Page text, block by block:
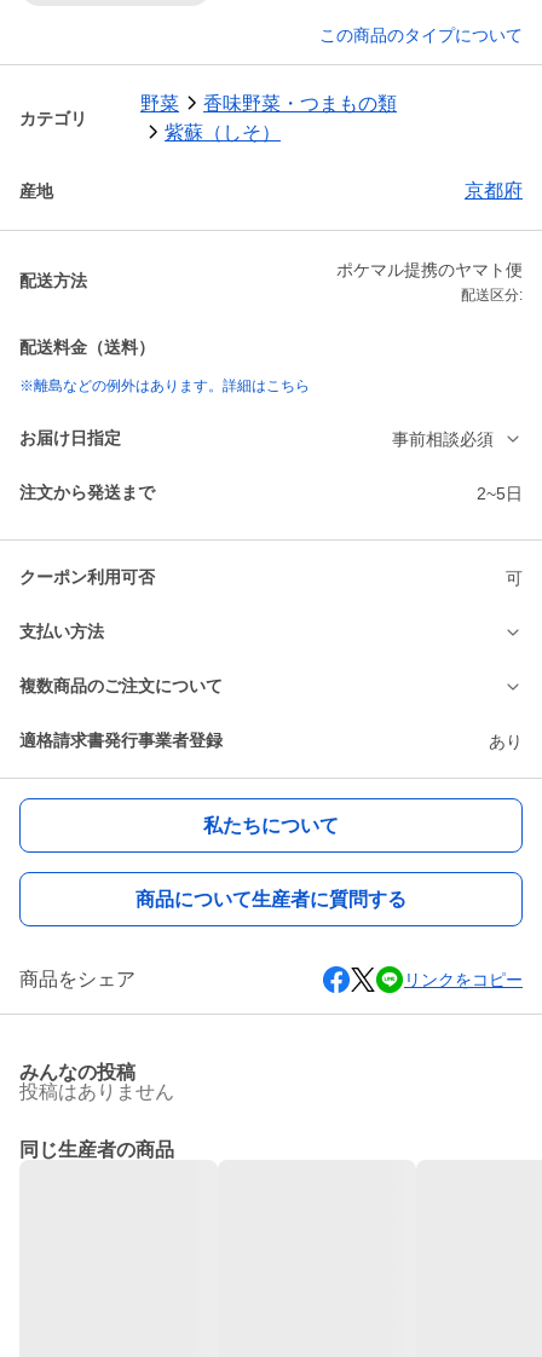
この商品のタイプについて
カテゴリ
野菜
香味野菜・つまもの類
紫蘇（しそ）
産地 京都府
配送方法
ポケマル提携のヤマト便
配送区分:
配送料金（送料）
※離島などの例外はあります。詳細はこちら
お届け日指定 事前相談必須
注文から発送まで 2~5日
クーポン利用可否 可
支払い方法
複数商品のご注文について
適格請求書発行事業者登録 あり
私たちについて
商品について生産者に質問する
商品をシェア リンクをコピー
みんなの投稿
投稿はありません
同じ生産者の商品